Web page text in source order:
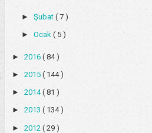
► Şubat ( 7 )
► Ocak ( 5 )
► 2016 ( 84 )
► 2015 ( 144 )
► 2014( 81 )
► 2013 ( 134 )
► 2012 ( 29 )